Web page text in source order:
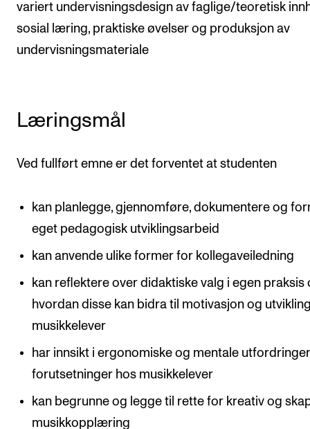
INFO
Om Norges musikkhøgskole
For ansatte og studenter
variert undervisningsdesign av faglige/teoretisk
sosial læring, praktiske øvelser og produksjon av
undervisningsmateriale
Læringsmål
Ved fullført emne er det forventet at studenten
kan planlegge, gjennomføre, dokumentere og
eget pedagogisk utviklingsarbeid
kan anvende ulike former for kollegaveiledning
kan reflektere over didaktiske valg i egen praksis
hvordan disse kan bidra til motivasjon og
musikkelever
har innsikt i ergonomiske og mentale
forutsetninger hos musikkelever
kan begrunne og legge til rette for kreativ og
musikkopplæring